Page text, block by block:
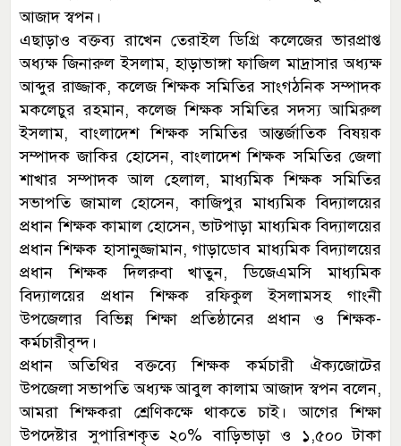
আজাদ স্বপন।
এছাড়াও বক্তব্য রাখেন তেরাইল ডিগ্রি কলেজের ভারপ্রাপ্ত
অধ্যক্ষ জিনারুল ইসলাম, হাড়াভাঙ্গা ফাজিল মাদ্রাসার অধ্যক্ষ
আব্দুর রাজ্জাক, কলেজ শিক্ষক সমিতির সাংগঠনিক সম্পাদক
মকলেচুর রহমান, কলেজ শিক্ষক সমিতির সদস্য আমিরুল
ইসলাম, বাংলাদেশ শিক্ষক সমিতির আন্তর্জাতিক বিষয়ক
সম্পাদক জাকির হোসেন, বাংলাদেশ শিক্ষক সমিতির জেলা
শাখার সম্পাদক আল হেলাল, মাধ্যমিক শিক্ষক সমিতির
সভাপতি জামাল হোসেন, কাজিপুর মাধ্যমিক বিদ্যালয়ের
প্রধান শিক্ষক কামাল হোসেন, ভাটপাড়া মাধ্যমিক বিদ্যালয়ের
প্রধান শিক্ষক হাসানুজ্জামান, গাড়াডোব মাধ্যমিক বিদ্যালয়ের
প্রধান শিক্ষক দিলরুবা খাতুন, ডিজেএমসি মাধ্যমিক
বিদ্যালয়ের প্রধান শিক্ষক রফিকুল ইসলামসহ গাংনী
উপজেলার বিভিন্ন শিক্ষা প্রতিষ্ঠানের প্রধান ও শিক্ষক-
কর্মচারীবৃন্দ।
প্রধান অতিথির বক্তব্যে শিক্ষক কর্মচারী ঐক্যজোটের
উপজেলা সভাপতি অধ্যক্ষ আবুল কালাম আজাদ স্বপন বলেন,
আমরা শিক্ষকরা শ্রেণিকক্ষে থাকতে চাই। আগের শিক্ষা
উপদেষ্টার সুপারিশকৃত ২০% বাড়িভাড়া ও ১,৫০০ টাকা